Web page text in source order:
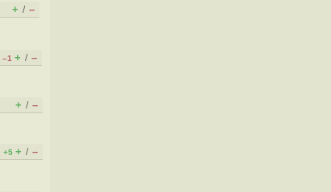
+ / –
–1 + / –
+ / –
+5 + / –